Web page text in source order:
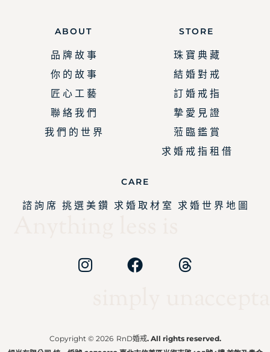
ABOUT
品 牌 故 事
你 的 故 事
匠 心 工 藝
聯 絡 我 們
我 們 的 世 界
STORE
珠 寶 典 藏
結 婚 對 戒
訂 婚 戒 指
摯 愛 見 證
蒞 臨 鑑 賞
求 婚 戒 指 租 借
CARE
諮 詢 席 挑 選 美 鑽 求 婚 取 材 室 求 婚 世 界 地 圖
Copyright © 2026 RnD婚戒. All rights reserved.